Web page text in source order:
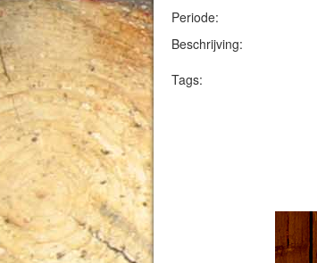
Periode:
Beschrijving:
Tags: